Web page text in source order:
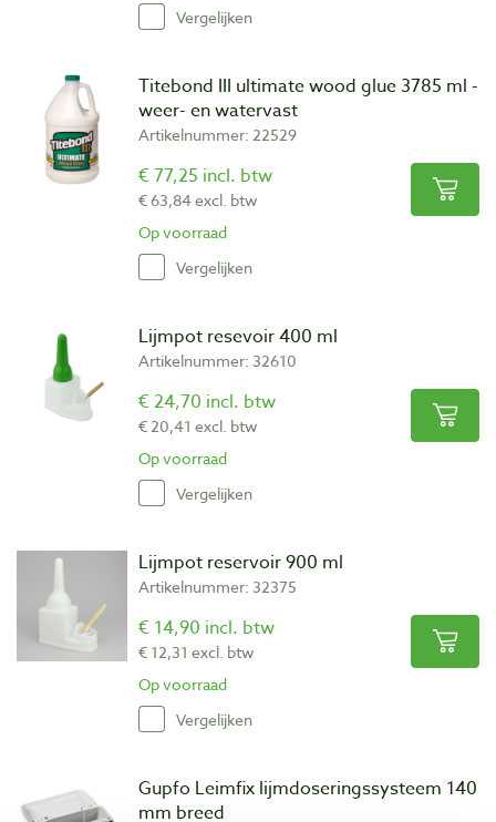
Vergelijken
Titebond III ultimate wood glue 3785 ml -
weer- en watervast
Artikelnummer: 22529
€ 77,25 incl. btw
€ 63,84 excl. btw
Op voorraad
Vergelijken
Lijmpot resevoir 400 ml
Artikelnummer: 32610
€ 24,70 incl. btw
€ 20,41 excl. btw
Op voorraad
Vergelijken
Lijmpot reservoir 900 ml
Artikelnummer: 32375
€ 14,90 incl. btw
€ 12,31 excl. btw
Op voorraad
Vergelijken
Gupfo Leimfix lijmdoseringssysteem 140
mm breed